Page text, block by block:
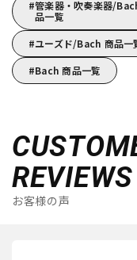
管楽器・吹奏楽器/
品一覧
ユーズド/Bach 商品一
Bach 商品一覧
REVIEWS
お客様の声